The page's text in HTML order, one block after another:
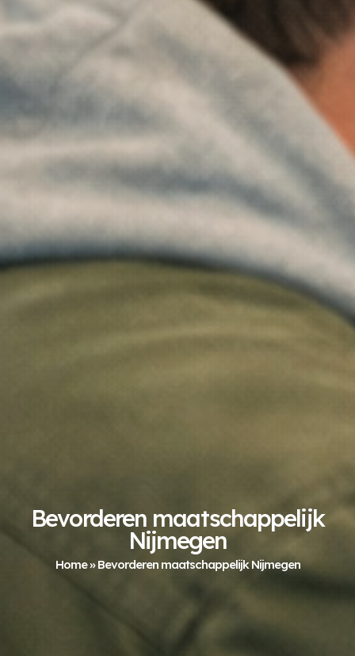
Bevorderen maatschappelijk
Nijmegen
Home»Bevorderen maatschappelijk Nijmegen